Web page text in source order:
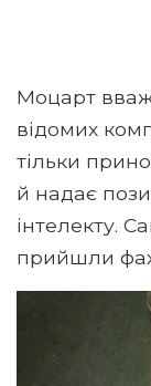
Моцарт
відомих
тільки
й надає
інтелекту.
прийшли